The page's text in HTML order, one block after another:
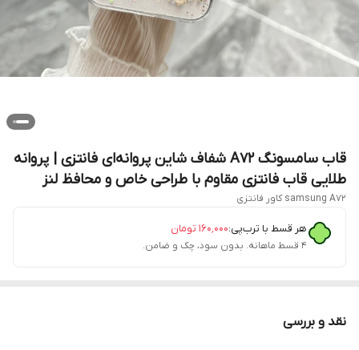
قاب سامسونگ A72 شفاف شاین پروانه‌ای فانتزی | پروانه
طلایی قاب فانتزی مقاوم با طراحی خاص و محافظ لنز
samsung A72 کاور فانتزی
هر قسط با ترب‌پی:۱۶۰٬۰۰۰ تومان
۴ قسط ماهانه. بدون سود، چک و ضامن.
نقد و بررسی